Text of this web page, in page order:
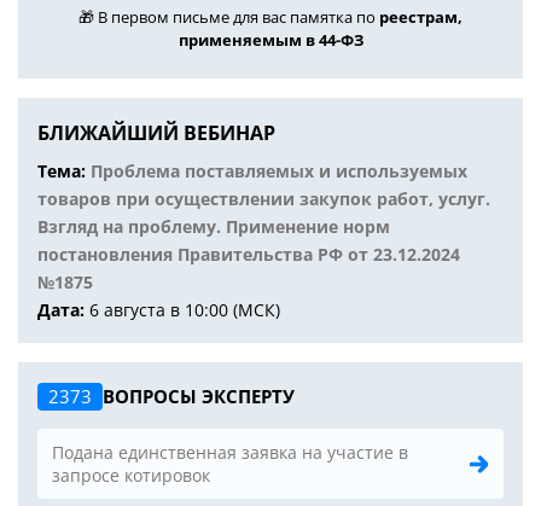
🎁 В первом письме для вас памятка по реестрам,
применяемым в 44-ФЗ
БЛИЖАЙШИЙ ВЕБИНАР
Тема: Проблема поставляемых и используемых
товаров при осуществлении закупок работ, услуг.
Взгляд на проблему. Применение норм
постановления Правительства РФ от 23.12.2024
№1875
Дата: 6 августа в 10:00 (МСК)
2373 ВОПРОСЫ ЭКСПЕРТУ
Подана единственная заявка на участие в
запросе котировок